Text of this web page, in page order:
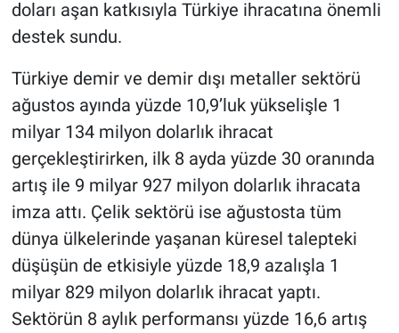
doları aşan katkısıyla Türkiye ihracatına önemli
destek sundu.
Türkiye demir ve demir dışı metaller sektörü
ağustos ayında yüzde 10,9’luk yükselişle 1
milyar 134 milyon dolarlık ihracat
gerçekleştirirken, ilk 8 ayda yüzde 30 oranında
artış ile 9 milyar 927 milyon dolarlık ihracata
imza attı. Çelik sektörü ise ağustosta tüm
dünya ülkelerinde yaşanan küresel talepteki
düşüşün de etkisiyle yüzde 18,9 azalışla 1
milyar 829 milyon dolarlık ihracat yaptı.
Sektörün 8 aylık performansı yüzde 16,6 artış